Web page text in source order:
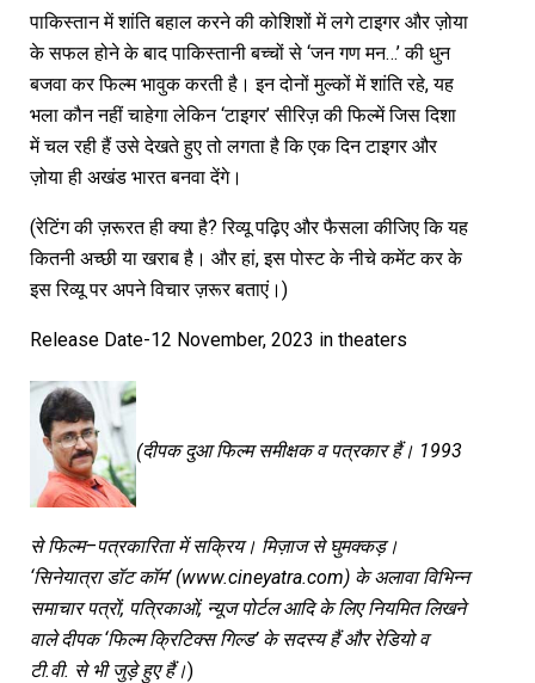
पाकिस्तान में शांति बहाल करने की कोशिशों में लगे टाइगर और ज़ोया
के सफल होने के बाद पाकिस्तानी बच्चों से ‘जन गण मन…’ की धुन
बजवा कर फिल्म भावुक करती है। इन दोनों मुल्कों में शांति रहे, यह
भला कौन नहीं चाहेगा लेकिन ‘टाइगर’ सीरिज़ की फिल्में जिस दिशा
में चल रही हैं उसे देखते हुए तो लगता है कि एक दिन टाइगर और
ज़ोया ही अखंड भारत बनवा देंगे।
(रेटिंग की ज़रूरत ही क्या है? रिव्यू पढ़िए और फैसला कीजिए कि यह
कितनी अच्छी या खराब है। और हां, इस पोस्ट के नीचे कमेंट कर के
इस रिव्यू पर अपने विचार ज़रूर बताएं।)
Release Date-12 November, 2023 in theaters
(दीपक दुआ फिल्म समीक्षक व पत्रकार हैं। 1993
से फिल्म–पत्रकारिता में सक्रिय। मिज़ाज से घुमक्कड़।
‘सिनेयात्रा डॉट कॉम’ (www.cineyatra.com) के अलावा विभिन्न
समाचार पत्रों, पत्रिकाओं, न्यूज पोर्टल आदि के लिए नियमित लिखने
वाले दीपक‘फिल्म क्रिटिक्स गिल्ड’ के सदस्य हैं और रेडियो व
टी.वी. से भी जुड़े हुए हैं।)